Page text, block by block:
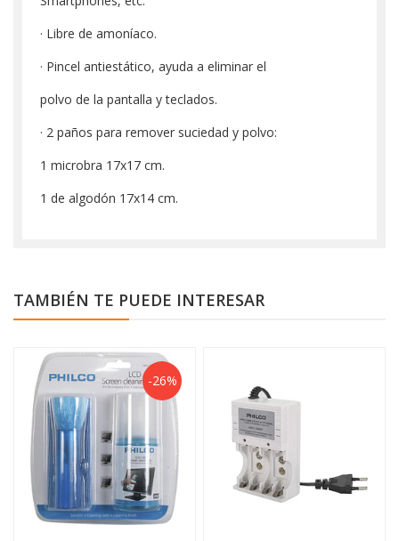
· Libre de amoníaco.
· Pincel antiestático, ayuda a eliminar el
polvo de la pantalla y teclados.
· 2 paños para remover suciedad y polvo:
1 microbra 17x17 cm.
1 de algodón 17x14 cm.
TAMBIÉN TE PUEDE INTERESAR
-26%